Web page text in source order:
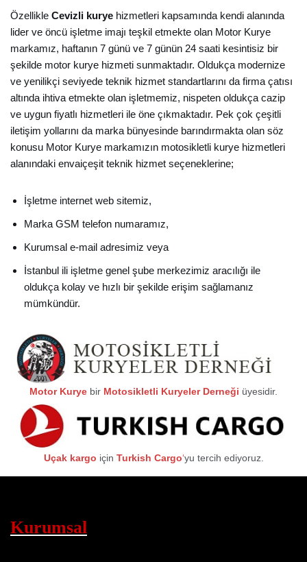
Özellikle Cevizli kurye hizmetleri kapsamında kendi alanında
lider ve öncü işletme imajı teşkil etmekte olan Motor Kurye
markamız, haftanın 7 günü ve 7 günün 24 saati kesintisiz bir
şekilde motor kurye hizmeti sunmaktadır. Oldukça modernize
ve yenilikçi seviyede teknik hizmet standartlarını da firma çatısı
altında ihtiva etmekte olan işletmemiz, nispeten oldukça cazip
ve uygun fiyatlı hizmetleri ile öne çıkmaktadır. Pek çok çeşitli
iletişim yollarını da marka bünyesinde barındırmakta olan söz
konusu Motor Kurye markamızın motosikletli kurye hizmetleri
alanındaki envaiçeşit teknik hizmet seçeneklerine;
İşletme internet web sitemiz,
Marka GSM telefon numaramız,
Kurumsal e-mail adresimiz veya
İstanbul ili işletme genel şube merkezimiz aracılığı ile
oldukça kolay ve hızlı bir şekilde erişim sağlamanız
mümkündür.
Motor Kurye bir Motosikletli Kuryeler Derneği üyesidir.
Uçak kargo için Turkish Cargo‘yu tercih ediyoruz.
Kurumsal